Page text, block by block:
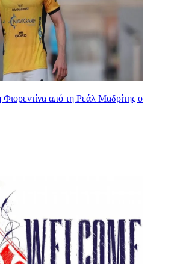
από τη Ρεάλ Μαδρίτης ο